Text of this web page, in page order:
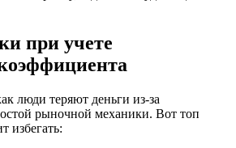
при учете
люди теряют деньги из-за
рыночной механики. Вот топ
избегать: